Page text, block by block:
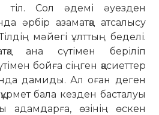
тіл. Сол әдемі әуезден
әрбір азаматқа атсалысу
мәйегі ұлттың беделі.
ана сүтімен беріліп
бойға сіңген қасиеттер
дамиды. Ал оған деген
бала кезден бас­талуы
адамдарға, өзінің өскен